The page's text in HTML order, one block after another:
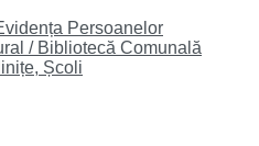
Persoanelor
/ Bibliotecă Comunală
Școli